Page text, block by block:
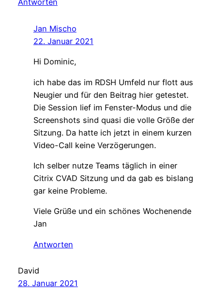
Antworten
Jan Mischo
22. Januar 2021
Hi Dominic,
ich habe das im RDSH Umfeld nur flott aus
Neugier und für den Beitrag hier getestet.
Die Session lief im Fenster-Modus und die
Screenshots sind quasi die volle Größe der
Sitzung. Da hatte ich jetzt in einem kurzen
Video-Call keine Verzögerungen.
Ich selber nutze Teams täglich in einer
Citrix CVAD Sitzung und da gab es bislang
gar keine Probleme.
Viele Grüße und ein schönes Wochenende
Jan
Antworten
David
28. Januar 2021